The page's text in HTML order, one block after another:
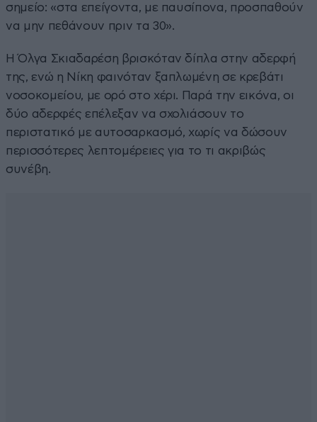
σημείο: «στα επείγοντα, με παυσίπονα, προσπαθούν
να μην πεθάνουν πριν τα 30».
Η Όλγα Σκιαδαρέση βρισκόταν δίπλα στην αδερφή
της, ενώ η Νίκη φαινόταν ξαπλωμένη σε κρεβάτι
νοσοκομείου, με ορό στο χέρι. Παρά την εικόνα, οι
δύο αδερφές επέλεξαν να σχολιάσουν το
περιστατικό με αυτοσαρκασμό, χωρίς να δώσουν
περισσότερες λεπτομέρειες για το τι ακριβώς
συνέβη.